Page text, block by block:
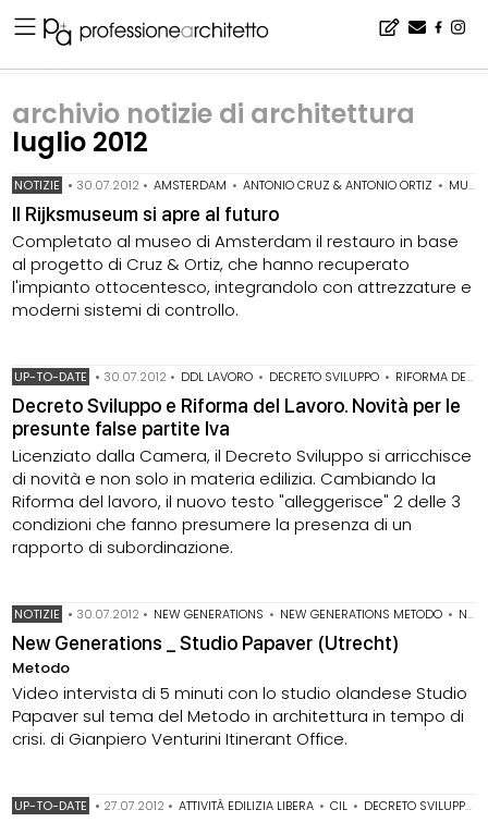
archivio notizie di architettura
luglio 2012
NOTIZIE • 30.07.2012 • AMSTERDAM • ANTONIO CRUZ & ANTONIO ORTIZ • MUSEO D'ARTE
Il Rijksmuseum si apre al futuro
Completato al museo di Amsterdam il restauro in base
al progetto di Cruz & Ortiz, che hanno recuperato
l'impianto ottocentesco, integrandolo con attrezzature e
moderni sistemi di controllo.
UP-TO-DATE • 30.07.2012 • DDL LAVORO • DECRETO SVILUPPO • RIFORMA DEL LAVORO
Decreto Sviluppo e Riforma del Lavoro. Novità per le
presunte false partite Iva
Licenziato dalla Camera, il Decreto Sviluppo si arricchisce
di novità e non solo in materia edilizia. Cambiando la
Riforma del lavoro, il nuovo testo "alleggerisce" 2 delle 3
condizioni che fanno presumere la presenza di un
rapporto di subordinazione.
NOTIZIE • 30.07.2012 • NEW GENERATIONS • NEW GENERATIONS METODO • NEW GENERATIONS OLANDA
New Generations _ Studio Papaver (Utrecht)
Metodo
Video intervista di 5 minuti con lo studio olandese Studio
Papaver sul tema del Metodo in architettura in tempo di
crisi. di Gianpiero Venturini Itinerant Office.
UP-TO-DATE • 27.07.2012 • ATTIVITÀ EDILIZIA LIBERA • CIL • DECRETO SVILUPPO